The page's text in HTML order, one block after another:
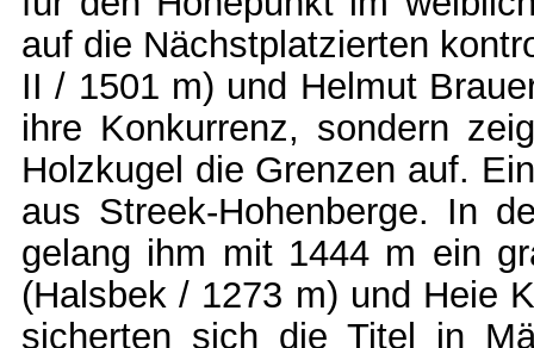
auf die Nächstplatzierten
II / 1501 m) und Helmut
ihre Konkurrenz, sondern
Holzkugel die Grenzen auf.
aus Streek-Hohenberge. In
gelang ihm mit 1444 m ein
(Halsbek / 1273 m) und Heie
sicherten sich die Titel in